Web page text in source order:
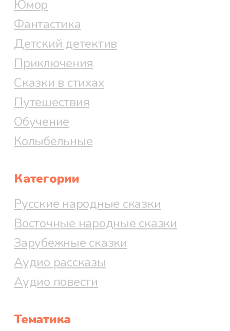
Юмор
Фантастика
Детский детектив
Приключения
Сказки в стихах
Путешествия
Обучение
Колыбельные
Категории
Русские народные сказки
Восточные народные сказки
Зарубежные сказки
Аудио рассказы
Аудио повести
Тематика